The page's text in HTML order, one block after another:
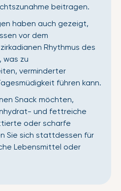
beitragen.
haben auch gezeigt,
vor dem
Rhythmus des
was zu
verminderter
führen kann.
Snack möchten,
und fettreiche
oder scharfe
Sie sich stattdessen für
Lebensmittel oder